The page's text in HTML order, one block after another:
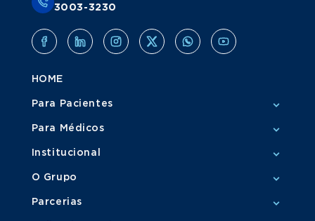
3003-3230
HOME
Para Pacientes
Para Médicos
Institucional
O Grupo
Parcerias